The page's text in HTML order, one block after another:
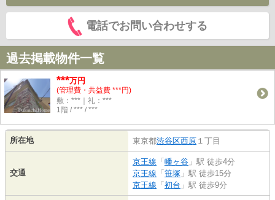
電話でお問い合わせする
過去掲載物件一覧
***万円
(管理費・共益費 ***円)
敷：***｜礼：***
1階 / *** / ***
所在地 東京都渋谷区西原 １丁目
交通
京王線 「 幡ヶ谷 」駅 徒歩4分
京王線 「 笹塚 」駅 徒歩15分
京王線 「 初台 」駅 徒歩9分